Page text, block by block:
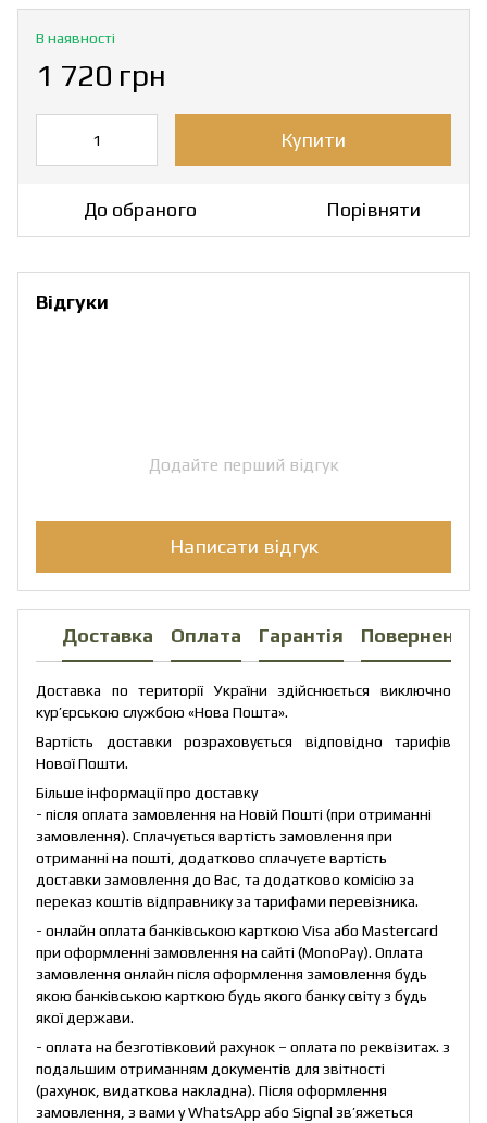
В наявності
1 720 грн
Купити
До обраного Порівняти
Відгуки
Додайте перший відгук
Написати відгук
Доставка Оплата Гарантія Повернення
Доставка по території України здійснюється виключно
кур’єрською службою «Нова Пошта».
Вартість доставки розраховується відповідно тарифів
Нової Пошти.
Більше інформації про доставку
- після оплата замовлення на Новій Пошті (при отриманні
замовлення). Сплачується вартість замовлення при
отриманні на пошті, додатково сплачуєте вартість
доставки замовлення до Вас, та додатково комісію за
переказ коштів відправнику за тарифами перевізника.
- онлайн оплата банківською карткою Visa або Mastercard
при оформленні замовлення на сайті (MonoPay). Оплата
замовлення онлайн після оформлення замовлення будь
якою банківською карткою будь якого банку світу з будь
якої держави.
- оплата на безготівковий рахунок – оплата по реквізитах. з
подальшим отриманням документів для звітності
(рахунок, видаткова накладна). Після оформлення
замовлення, з вами у WhatsApp або Signal зв’яжеться